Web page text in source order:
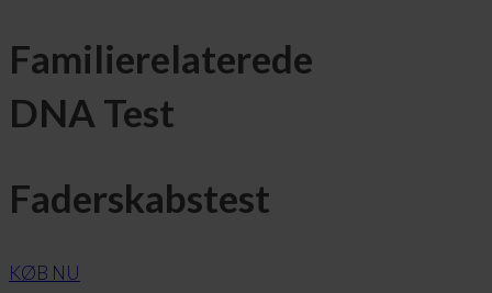
Familierelaterede
DNA Test
Faderskabstest
KØB NU